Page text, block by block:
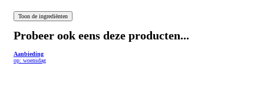
Probeer ook eens deze producten...
Aanbieding
op: woensdag